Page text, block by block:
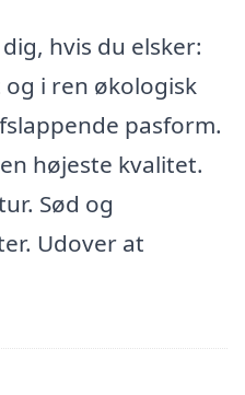
hvis du elsker:
i ren økologisk
pasform.
højeste kvalitet.
Sød og
Udover at